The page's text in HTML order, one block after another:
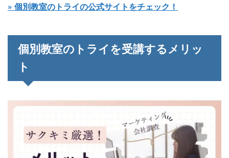
» 個別教室のトライの公式サイトをチェック！
個別教室のトライを受講するメリッ
ト